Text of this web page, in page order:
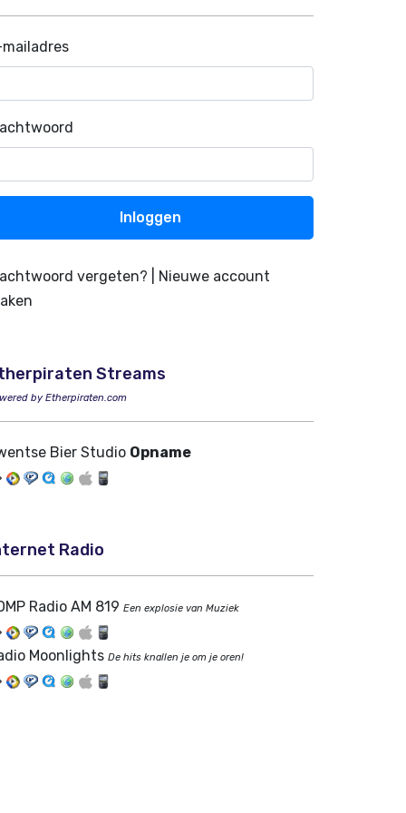
mailadres
Inloggen
vergeten?
Nieuwe account
Streams
by Etherpiraten.com
Bier Studio Opname
Radio
Radio AM 819 Een explosie van Muziek
Moonlights De hits knallen je om je oren!